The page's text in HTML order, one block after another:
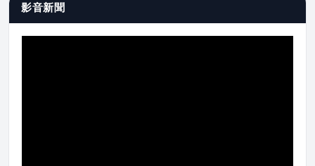
影音新聞